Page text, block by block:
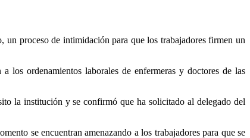
proceso de intimidación para que los trabajadores firmen un
los ordenamientos laborales de enfermeras y doctores de las
la institución y se confirmó que ha solicitado al delegado del
se encuentran amenazando a los trabajadores para que se